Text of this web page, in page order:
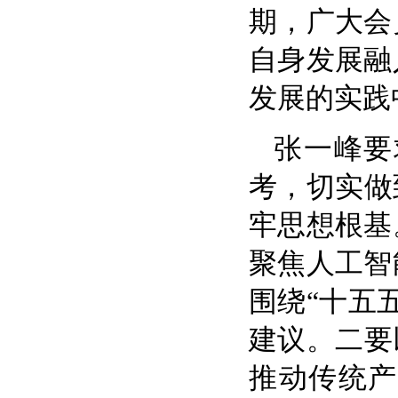
期，广大
自身发展
发展的实践
张一峰
考，切实
牢思想根
聚焦人工
围绕“十五
建议。二
推动传统